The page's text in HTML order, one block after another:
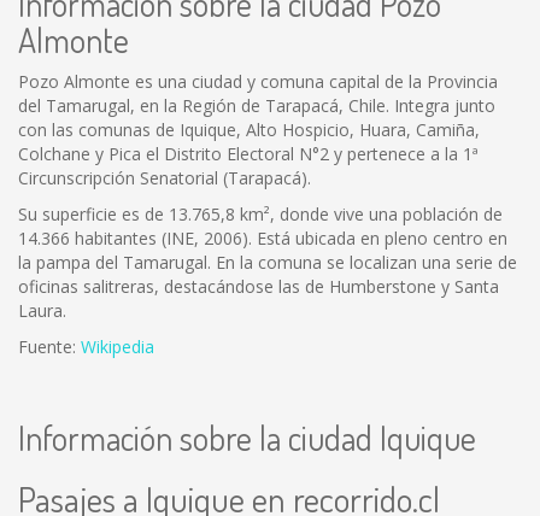
Almonte
Pozo Almonte es una ciudad y comuna capital de la Provincia
del Tamarugal, en la Región de Tarapacá, Chile. Integra junto
con las comunas de Iquique, Alto Hospicio, Huara, Camiña,
Colchane y Pica el Distrito Electoral N°2 y pertenece a la 1ª
Circunscripción Senatorial (Tarapacá).
Su superficie es de 13.765,8 km², donde vive una población de
14.366 habitantes (INE, 2006). Está ubicada en pleno centro en
la pampa del Tamarugal. En la comuna se localizan una serie de
oficinas salitreras, destacándose las de Humberstone y Santa
Laura.
Fuente: Wikipedia
Información sobre la ciudad Iquique
Pasajes a Iquique en recorrido.cl